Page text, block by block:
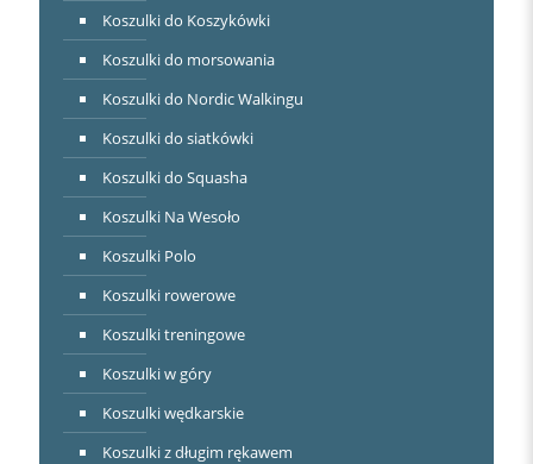
Koszulki do Koszykówki
Koszulki do morsowania
Koszulki do Nordic Walkingu
Koszulki do siatkówki
Koszulki do Squasha
Koszulki Na Wesoło
Koszulki Polo
Koszulki rowerowe
Koszulki treningowe
Koszulki w góry
Koszulki wędkarskie
Koszulki z długim rękawem